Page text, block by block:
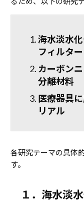
海水淡水
フィルター
カーボン
分離材料
医療器具
リアル
各研究テーマの具体
す。
１．海水淡